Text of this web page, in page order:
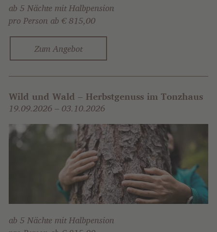
ab 5 Nächte mit Halbpension
pro Person ab € 815,00
Zum Angebot
Wild und Wald – Herbstgenuss im Tonzhaus
19.09.2026 – 03.10.2026
ab 5 Nächte mit Halbpension